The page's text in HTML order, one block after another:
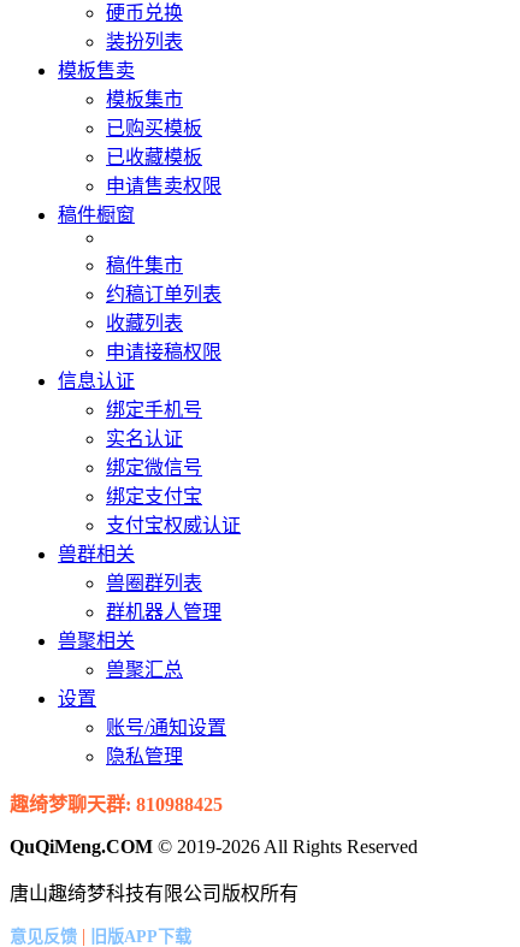
硬币兑换
装扮列表
模板售卖
模板集市
已购买模板
已收藏模板
申请售卖权限
稿件橱窗
稿件集市
约稿订单列表
收藏列表
申请接稿权限
信息认证
绑定手机号
实名认证
绑定微信号
绑定支付宝
支付宝权威认证
兽群相关
兽圈群列表
群机器人管理
兽聚相关
兽聚汇总
设置
账号/通知设置
隐私管理
趣绮梦聊天群: 810988425
QuQiMeng.COM © 2019-2026 All Rights Reserved
唐山趣绮梦科技有限公司版权所有
意见反馈 | 旧版APP下载